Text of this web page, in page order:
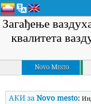
Загађење
квалитета
Novo Mesto
АКИ заNovo mesto: